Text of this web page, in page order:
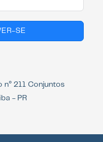
SE
n° 211 Conjuntos
- PR